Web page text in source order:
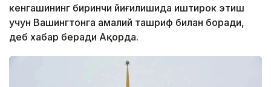
кенгашининг биринчи йиғилишида иштирок этиш
учун Вашингтонга амалий ташриф билан боради,
деб хабар беради Ақорда.